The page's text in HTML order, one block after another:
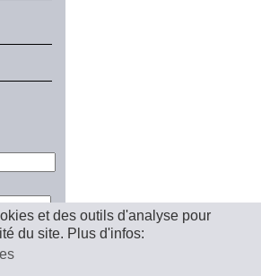
et des outils d'analyse pour
du site. Plus d'infos: